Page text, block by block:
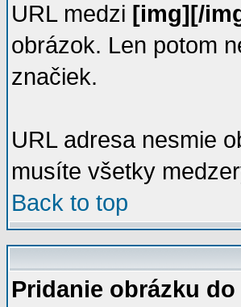
URL medzi [img][/
obrázok. Len potom
značiek.
URL adresa nesmie
musíte všetky
Back to top
Pridanie obrázku